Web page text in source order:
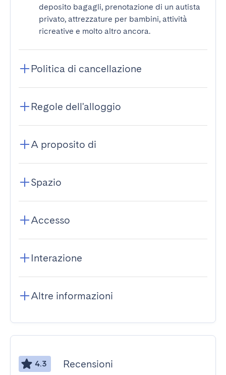
deposito bagagli, prenotazione di un autista
privato, attrezzature per bambini, attività
ricreative e molto altro ancora.
Politica di cancellazione
Regole dell'alloggio
A proposito di
Spazio
Accesso
Interazione
Altre informazioni
4.3 Recensioni